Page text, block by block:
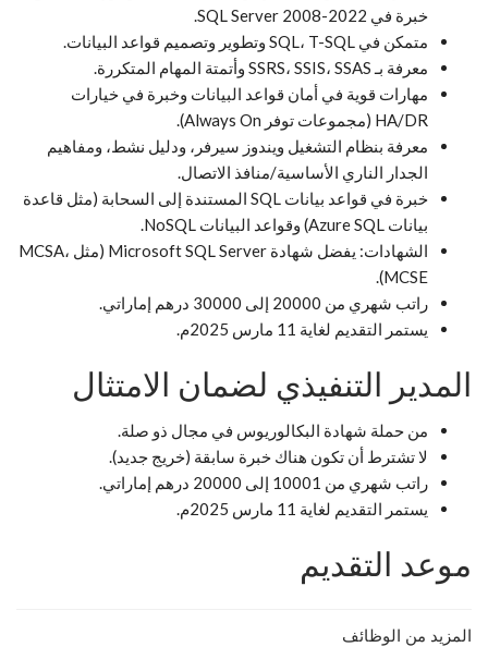
خبرة في SQL Server 2008-2022.
متمكن في SQL، T-SQL وتطوير وتصميم قواعد البيانات.
معرفة بـ SSRS، SSIS، SSAS وأتمتة المهام المتكررة.
مهارات قوية في أمان قواعد البيانات وخبرة في خيارات
HA/DR (مجموعات توفر Always On).
معرفة بنظام التشغيل ويندوز سيرفر، ودليل نشط، ومفاهيم
الجدار الناري الأساسية/منافذ الاتصال.
خبرة في قواعد بيانات SQL المستندة إلى السحابة (مثل قاعدة
بيانات Azure SQL) وقواعد البيانات NoSQL.
الشهادات: يفضل شهادة Microsoft SQL Server (مثل MCSA،
MCSE).
راتب شهري من 20000 إلى 30000 درهم إماراتي.
يستمر التقديم لغاية 11 مارس 2025م.
المدير التنفيذي لضمان الامتثال
من حملة شهادة البكالوريوس في مجال ذو صلة.
لا تشترط أن تكون هناك خبرة سابقة (خريج جديد).
راتب شهري من 10001 إلى 20000 درهم إماراتي.
يستمر التقديم لغاية 11 مارس 2025م.
موعد التقديم
المزيد من الوظائف